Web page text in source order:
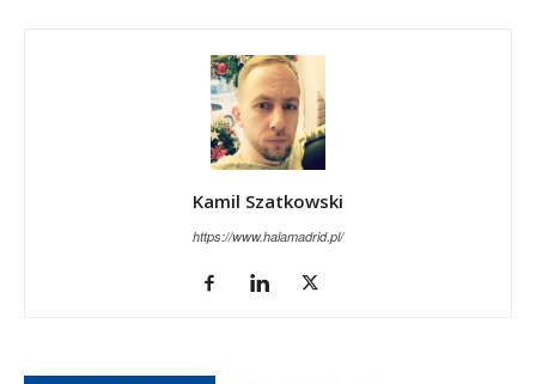
Kamil Szatkowski
https://www.halamadrid.pl/